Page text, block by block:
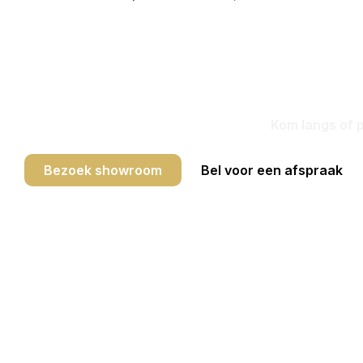
Bezoek showroom Bel voor een afspraak